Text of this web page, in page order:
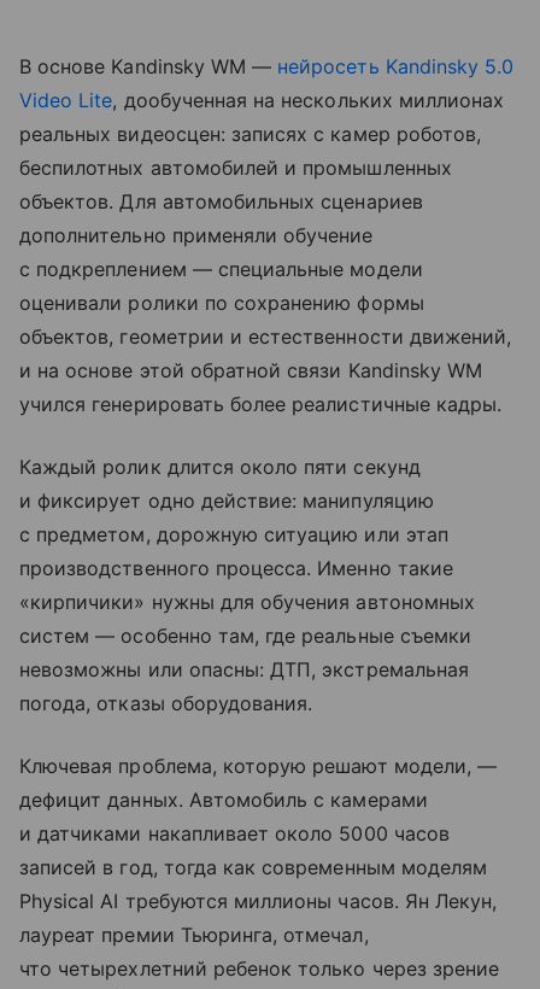
В основе Kandinsky WM — нейросеть Kandinsky 5.0
Video Lite, дообученная на нескольких миллионах
реальных видеосцен: записях с камер роботов,
беспилотных автомобилей и промышленных
объектов. Для автомобильных сценариев
дополнительно применяли обучение
с подкреплением — специальные модели
оценивали ролики по сохранению формы
объектов, геометрии и естественности движений,
и на основе этой обратной связи Kandinsky WM
учился генерировать более реалистичные кадры.
Каждый ролик длится около пяти секунд
и фиксирует одно действие: манипуляцию
с предметом, дорожную ситуацию или этап
производственного процесса. Именно такие
«кирпичики» нужны для обучения автономных
систем — особенно там, где реальные съемки
невозможны или опасны: ДТП, экстремальная
погода, отказы оборудования.
Ключевая проблема, которую решают модели, —
дефицит данных. Автомобиль с камерами
и датчиками накапливает около 5000 часов
записей в год, тогда как современным моделям
Physical AI требуются миллионы часов. Ян Лекун,
лауреат премии Тьюринга, отмечал,
что четырехлетний ребенок только через зрение